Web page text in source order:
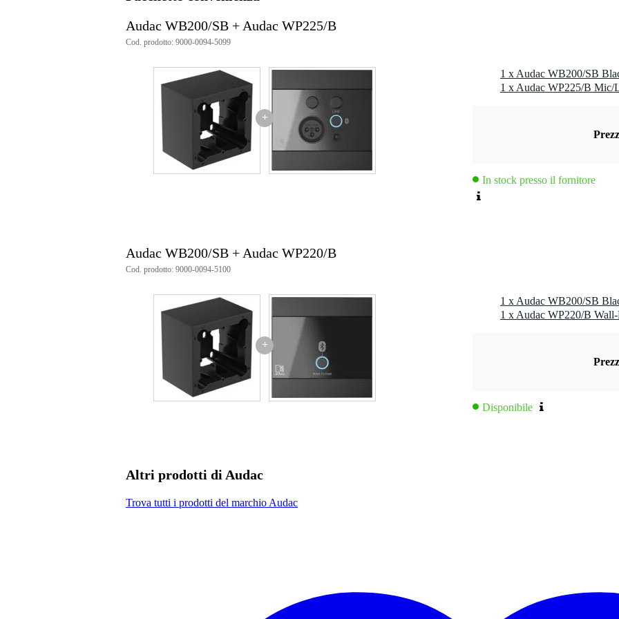
Audac WB200/SB + Audac WP225/B
Cod. prodotto: 9000-0094-5099
+
In stock presso il fornitore
Audac WB200/SB + Audac WP220/B
Cod. prodotto: 9000-0094-5100
+
Disponibile
Altri prodotti di Audac
Trova tutti i prodotti del marchio Audac